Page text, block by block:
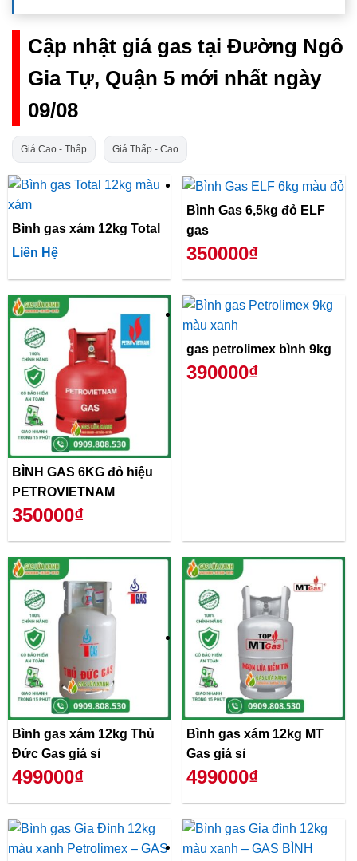
Cập nhật giá gas tại Đường Ngô
Gia Tự, Quận 5 mới nhất ngày
09/08
Giá Cao - Thấp Giá Thấp - Cao
Bình gas xám 12kg Total
Liên Hệ
Bình Gas 6,5kg đỏ ELF
gas
350000₫
BÌNH GAS 6KG đỏ hiệu
PETROVIETNAM
350000₫
gas petrolimex bình 9kg
390000₫
Bình gas xám 12kg Thủ
Đức Gas giá sỉ
499000₫
Bình gas xám 12kg MT
Gas giá sỉ
499000₫